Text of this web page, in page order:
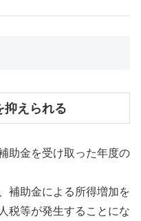
抑えられる
助金を受け取った年度の
補助金による所得増加を
税等が発生することにな